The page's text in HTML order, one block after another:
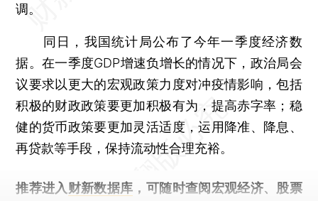
调。
同日，我国统计局公布了今年一季度经济数
据。在一季度GDP增速负增长的情况下，政治局会
议要求以更大的宏观政策力度对冲疫情影响，包括
积极的财政政策要更加积极有为，提高赤字率；稳
健的货币政策要更加灵活适度，运用降准、降息、
再贷款等手段，保持流动性合理充裕。
推荐进入 财新数据库 ，可随时查阅宏观经济、股票